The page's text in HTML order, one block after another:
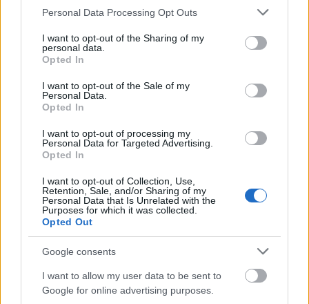
Please note that this website/app uses one or more Google
not limited to your visit or usage behaviour. You may click to
grant or deny consent to Google and its third-party tags to
use your data for below specified purposes in below Google
consent section.
Personal Data Processing Opt Outs
I want to opt-out of the Sharing of my
personal data.
Opted In
I want to opt-out of the Sale of my
Personal Data.
Opted In
I want to opt-out of processing my
Personal Data for Targeted Advertising.
Opted In
I want to opt-out of Collection, Use,
Retention, Sale, and/or Sharing of my
Personal Data that Is Unrelated with the
Purposes for which it was collected.
Opted Out
Google consents
I want to allow my user data to be sent to
Google for online advertising purposes.
ανακοίνωσε μέσω του προφίλ του στο Χ ο Άδωνις Γεωργιάδης.
Σισμανόγλειο: Στάχτη η Α’ Παθολογική μετά τη
φωτιά – Γεωργιάδης: «Κάποιος έβαλε φωτιά στο
στρώμα»
ΑΝΑΡΤΗΘΗΚΕ ΑΠΟ NEWSROOM 9 ΙΟΥΛΊΟΥ 2026